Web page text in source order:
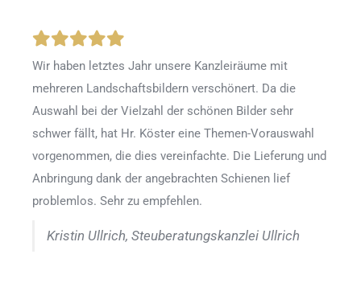
Wir haben letztes Jahr unsere Kanzleiräume mit
mehreren Landschaftsbildern verschönert. Da die
Auswahl bei der Vielzahl der schönen Bilder sehr
schwer fällt, hat Hr. Köster eine Themen-Vorauswahl
vorgenommen, die dies vereinfachte. Die Lieferung und
Anbringung dank der angebrachten Schienen lief
problemlos. Sehr zu empfehlen.
Kristin Ullrich, Steuberatungskanzlei Ullrich